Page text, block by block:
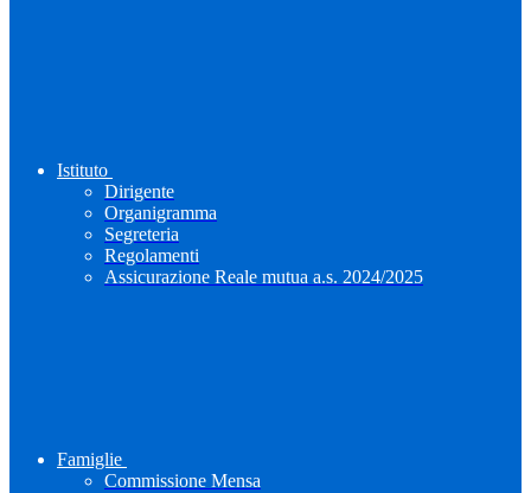
Istituto
Dirigente
Organigramma
Segreteria
Regolamenti
Assicurazione Reale mutua a.s. 2024/2025
Famiglie
Commissione Mensa